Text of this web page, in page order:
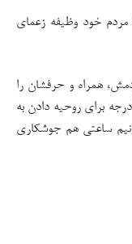
خود وظیفه زعمای
همراه و حرفشان را
شنید و خود هم دست به کار شد. زیر گرمای ۵۰درجه برای روحیه دادن به
ساعتی هم جوشکاری